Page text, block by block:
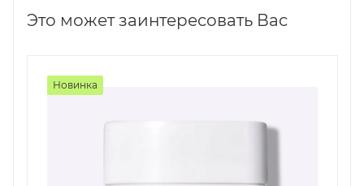
Это может заинтересовать Вас
Новинка